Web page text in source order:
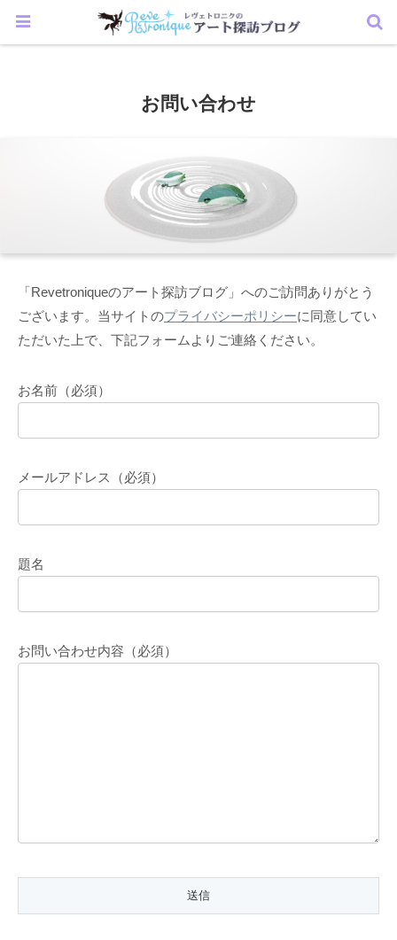
お問い合わせ
「Revetroniqueのアート探訪ブログ」へのご訪問ありがとう
ございます。当サイトのプライバシーポリシーに同意してい
ただいた上で、下記フォームよりご連絡ください。
お名前（必須）
メールアドレス（必須）
題名
お問い合わせ内容（必須）